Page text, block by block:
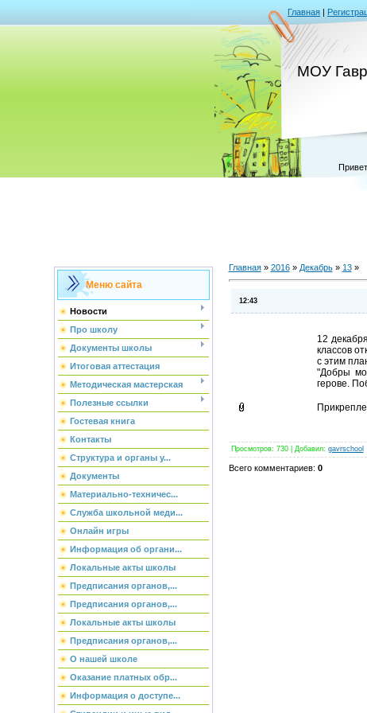
Главная |
МОУ
Меню сайта
Новости
Про школу
Документы школы
Итоговая аттестация
Методическая мастерская
Полезные ссылки
Гостевая книга
Контакты
Структура и органы у...
Документы
Материально-техничес...
Служба школьной меди...
Онлайн игры
Информация об органи...
Локальные акты школы
Предписания органов,...
Предписания органов,...
Локальные акты школы
Предписания органов,...
О нашей школе
Оказание платных обр...
Информация о доступе...
Главная » 2016 » Декабрь » 13 »
12:43
12
классов
с этим
"Добры
герове.
Просмотров: 730| Добавил: gavrschool
Всего комментариев: 0